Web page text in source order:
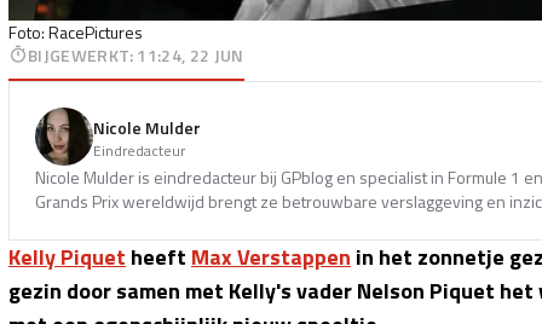
Foto: RacePictures
BIJGEWERKT:11:24, 22 JUN
Nicole Mulder
Eindredacteur
Nicole Mulder is eindredacteur bij GPblog en specialist in Formule 1
Grands Prix wereldwijd brengt ze betrouwbare verslaggeving en
Kelly Piquet heeft Max Verstappen in het zonnetje
gezin door samen met Kelly's vader Nelson Piquet